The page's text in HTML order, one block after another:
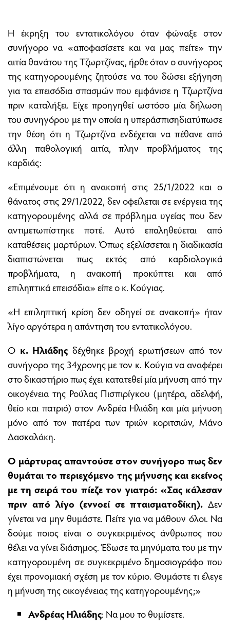
Η έκρηξη του εντατικολόγου όταν φώναξε στον
συνήγορο να «αποφασίσετε και να μας πείτε» την
αιτία θανάτου της Τζωρτζίνας, ήρθε όταν ο συνήγορος
της κατηγορουμένης ζητούσε να του δώσει εξήγηση
για τα επεισόδια σπασμών που εμφάνισε η Τζωρτζίνα
πριν καταλήξει. Είχε προηγηθεί ωστόσο μία δήλωση
του συνηγόρου με την οποία η υπεράσπισηδιατύπωσε
την θέση ότι η Τζωρτζίνα ενδέχεται να πέθανε από
άλλη παθολογική αιτία, πλην προβλήματος της
καρδιάς:
«Επιμένουμε ότι η ανακοπή στις 25/1/2022 και ο
θάνατος στις 29/1/2022, δεν οφείλεται σε ενέργεια της
κατηγορουμένης αλλά σε πρόβλημα υγείας που δεν
αντιμετωπίστηκε ποτέ. Αυτό επαληθεύεται από
καταθέσεις μαρτύρων. Όπως εξελίσσεται η διαδικασία
διαπιστώνεται πως εκτός από καρδιολογικά
προβλήματα, η ανακοπή προκύπτει και από
επιληπτικά επεισόδια» είπε ο κ. Κούγιας.
«Η επιληπτική κρίση δεν οδηγεί σε ανακοπή» ήταν
λίγο αργότερα η απάντηση του εντατικολόγου.
Ο κ. Ηλιάδης δέχθηκε βροχή ερωτήσεων από τον
συνήγορο της 34χρονης με τον κ. Κούγια να αναφέρει
στο δικαστήριο πως έχει κατατεθεί μία μήνυση από την
οικογένεια της Ρούλας Πισπιρίγκου (μητέρα, αδελφή,
θείο και πατριό) στον Ανδρέα Ηλιάδη και μία μήνυση
μόνο από τον πατέρα των τριών κοριτσιών, Μάνο
Δασκαλάκη.
Ο μάρτυρας απαντούσε στον συνήγορο πως δεν
θυμάται το περιεχόμενο της μήνυσης και εκείνος
με τη σειρά του πίεζε τον γιατρό: «Σας κάλεσαν
πριν από λίγο (εννοεί σε πταισματοδίκη). Δεν
γίνεται να μην θυμάστε. Πείτε για να μάθουν όλοι. Να
δούμε ποιος είναι ο συγκεκριμένος άνθρωπος που
θέλει να γίνει διάσημος. Έδωσε τα μηνύματα του με την
κατηγορουμένη σε συγκεκριμένο δημοσιογράφο που
έχει προνομιακή σχέση με τον κύριο. Θυμάστε τι έλεγε
η μήνυση της οικογένειας της κατηγορουμένης;»
Ανδρέας Ηλιάδης: Να μου το θυμίσετε.